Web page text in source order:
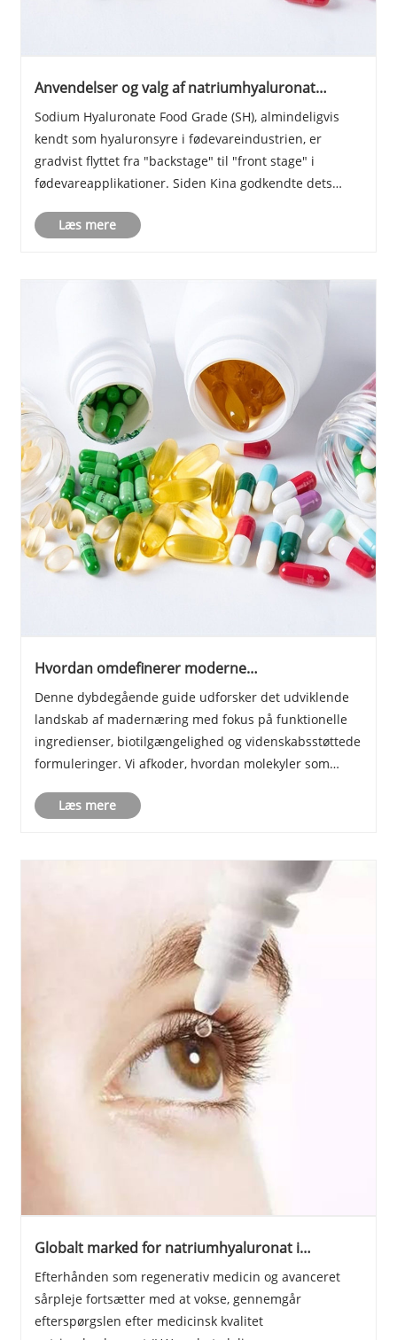
Anvendelser og valg af natriumhyaluronat
Sodium Hyaluronate Food Grade (SH), almindeligvis
kendt som hyaluronsyre i fødevareindustrien, er
gradvist flyttet fra "backstage" til "front stage" i
fødevareapplikationer. Siden Kina godkendte dets
produkter, der indeholder det - drikkevarer, slik og
Læs mere
Hvordan omdefinerer moderne
Denne dybdegående guide udforsker det udviklende
landskab af madernæring med fokus på funktionelle
ingredienser, biotilgængelighed og videnskabsstøttede
formuleringer. Vi afkoder, hvordan molekyler som
sundhed, undersøger kvalitetscertificeringe......
Læs mere
Globalt marked for natriumhyaluronat i
medicinsk kvalitet skifter mod høj renhed, lave
endotoksinstandarder
Efterhånden som regenerativ medicin og avanceret
sårpleje fortsætter med at vokse, gennemgår
efterspørgslen efter medicinsk kvalitet